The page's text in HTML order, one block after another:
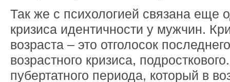
Так же с психологией связана еще
кризиса идентичности у мужчин.
возраста – это отголосок
возрастного кризиса,
пубертатного периода, который в